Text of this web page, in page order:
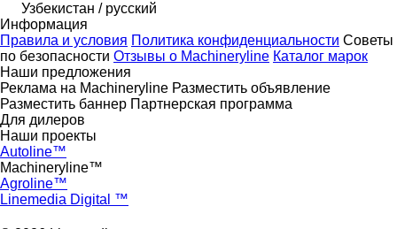
Узбекистан / русский
Информация
Правила и условия Политика конфиденциальности Советы
по безопасности Отзывы о Machineryline Каталог марок
Наши предложения
Реклама на Machineryline Разместить объявление
Разместить баннер Партнерская программа
Для дилеров
Наши проекты
Autoline™
Machineryline™
Agroline™
Linemedia Digital ™